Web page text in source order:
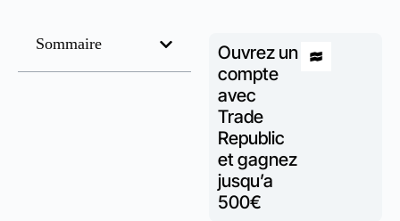
Sommaire
Ouvrez un
compte
avec
Trade
Republic
et gagnez
jusqu’a
500€